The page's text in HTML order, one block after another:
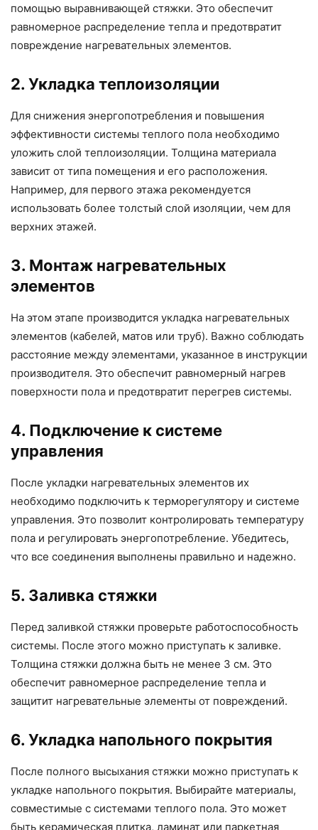
помощью выравнивающей стяжки. Это обеспечит
равномерное распределение тепла и предотвратит
повреждение нагревательных элементов.
2. Укладка теплоизоляции
Для снижения энергопотребления и повышения
эффективности системы теплого пола необходимо
уложить слой теплоизоляции. Толщина материала
зависит от типа помещения и его расположения.
Например, для первого этажа рекомендуется
использовать более толстый слой изоляции, чем для
верхних этажей.
3. Монтаж нагревательных
элементов
На этом этапе производится укладка нагревательных
элементов (кабелей, матов или труб). Важно соблюдать
расстояние между элементами, указанное в инструкции
производителя. Это обеспечит равномерный нагрев
поверхности пола и предотвратит перегрев системы.
4. Подключение к системе
управления
После укладки нагревательных элементов их
необходимо подключить к терморегулятору и системе
управления. Это позволит контролировать температуру
пола и регулировать энергопотребление. Убедитесь,
что все соединения выполнены правильно и надежно.
5. Заливка стяжки
Перед заливкой стяжки проверьте работоспособность
системы. После этого можно приступать к заливке.
Толщина стяжки должна быть не менее 3 см. Это
обеспечит равномерное распределение тепла и
защитит нагревательные элементы от повреждений.
6. Укладка напольного покрытия
После полного высыхания стяжки можно приступать к
укладке напольного покрытия. Выбирайте материалы,
совместимые с системами теплого пола. Это может
быть керамическая плитка, ламинат или паркетная